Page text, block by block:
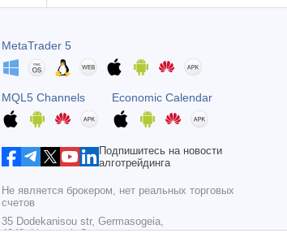
MetaTrader 5
MQL5 Channels Economic Calendar
Подпишитесь на новости
алготрейдинга
Не является брокером, нет реальных торговых
счетов
35 Dodekanisou str, Germasogeia,